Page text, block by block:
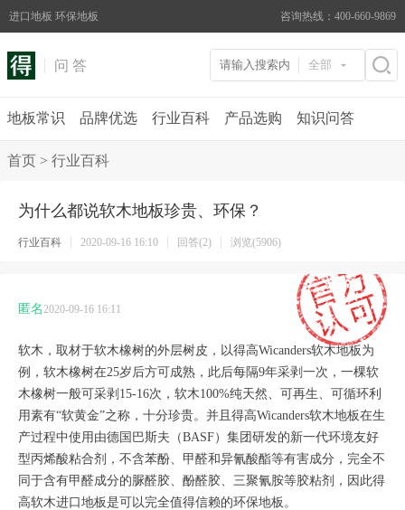
进口地板 环保地板 咨询热线：400-660-9869
问 答 全部
地板常识 品牌优选 行业百科 产品选购 知识问答
首页 > 行业百科
为什么都说软木地板珍贵、环保？
行业百科 2020-09-16 16:10 回答(2) 浏览(5906)
匿名2020-09-16 16:11
软木，取材于软木橡树的外层树皮，以得高Wicanders软木地板为
例，软木橡树在25岁后方可成熟，此后每隔9年采剥一次，一棵软
木橡树一般可采剥15-16次，软木100%纯天然、可再生、可循环利
用素有“软黄金”之称，十分珍贵。并且得高Wicanders软木地板在生
产过程中使用由德国巴斯夫（BASF）集团研发的新一代环境友好
型丙烯酸粘合剂，不含苯酚、甲醛和异氰酸酯等有害成分，完全不
同于含有甲醛成分的脲醛胶、酚醛胶、三聚氰胺等胶粘剂，因此得
高软木进口地板是可以完全值得信赖的环保地板。